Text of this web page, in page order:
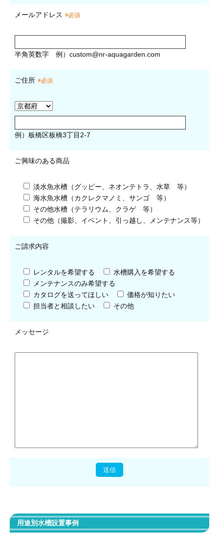
メールアドレス ※必須
半角英数字 例） custom@nr-aquagarden.com
ご住所 ※必須
例）板橋区板橋3丁目2-7
ご興味のある商品
淡水魚水槽（グッピー、ネオンテトラ、水草 等）
海水魚水槽（カクレクマノミ、サンゴ 等）
その他水槽（テラリウム、クラゲ 等）
その他（撮影、イベント、引っ越し、メンテナンス等）
ご請求内容
レンタルを希望する
水槽購入を希望する
メンテナンスのみ希望する
カタログを送ってほしい
価格が知りたい
担当者と相談したい
その他
メッセージ
用途別水槽設置事例